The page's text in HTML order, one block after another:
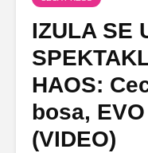
IZULA SE
HAOS:
bosa,
(VIDEO)